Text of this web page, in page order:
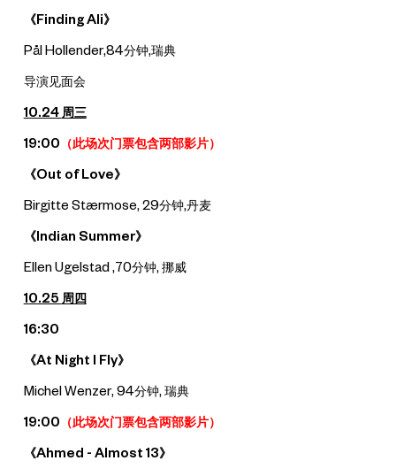
《Finding Ali》
Pål Hollender,84分钟,瑞典
导演见面会
10.24 周三
19:00 （此场次门票包含两部影片）
《Out of Love》
Birgitte Stærmose, 29分钟,丹麦
《Indian Summer》
Ellen Ugelstad ,70分钟, 挪威
10.25 周四
16:30
《At Night I Fly》
Michel Wenzer, 94分钟, 瑞典
19:00 （此场次门票包含两部影片）
《Ahmed - Almost 13》